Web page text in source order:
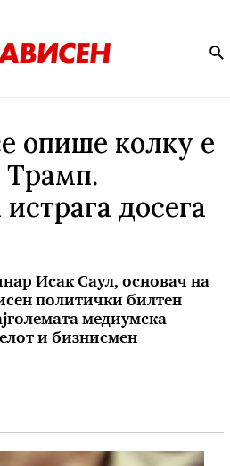
опише колку е
досега
Исак Саул, основач на
политички билтен
медиумска
и бизнисмен